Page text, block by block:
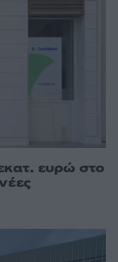
ευρώ στο